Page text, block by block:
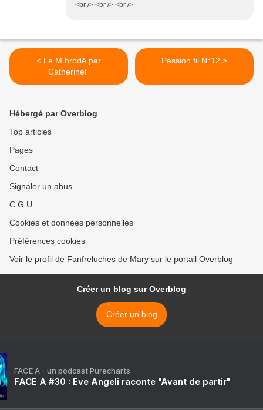
<br /> <br /> <br />
< Le M brodé par
CatherineF
Passion fil N°12 >
Hébergé par Overblog
Top articles
Pages
Contact
Signaler un abus
C.G.U.
Cookies et données personnelles
Préférences cookies
Voir le profil de Fanfreluches de Mary sur le portail Overblog
Créer un blog sur Overblog
Créer un blog
FACE A - un podcast Purecharts
FACE A #30 : Eve Angeli raconte "Avant de partir"